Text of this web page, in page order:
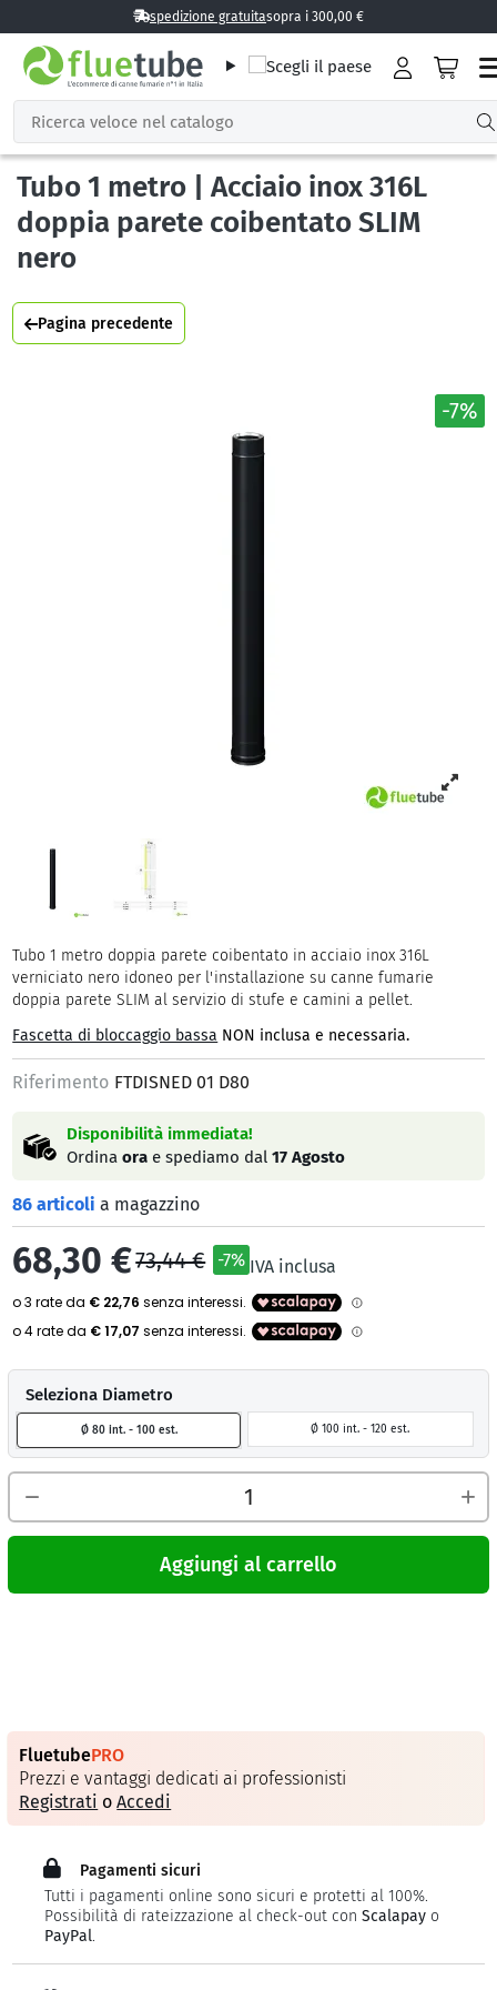
spedizione gratuitasopra i 300,00 €
Tubo 1 metro | Acciaio inox 316L
doppia parete coibentato SLIM
nero
Pagina precedente
-7%
Tubo 1 metro doppia parete coibentato in acciaio inox 316L
verniciato nero idoneo per l'installazione su canne fumarie
doppia parete SLIM al servizio di stufe e camini a pellet.
Fascetta di bloccaggio bassa NON inclusa e necessaria.
Riferimento FTDISNED 01 D80
Disponibilità immediata!
Ordinaora e spediamo dal17 Agosto
86 articolia magazzino
68,30 €73,44 € -7% IVA inclusa
Seleziona Diametro
Ø 80 int. - 100 est. Ø 100 int. - 120 est.
Aggiungi al carrello
FluetubePRO
Prezzi e vantaggi dedicati ai professionisti
Registrati oAccedi
Pagamenti sicuri
Tutti i pagamenti online sono sicuri e protetti al 100%.
Possibilità di rateizzazione al check-out conScalapay o
PayPal.